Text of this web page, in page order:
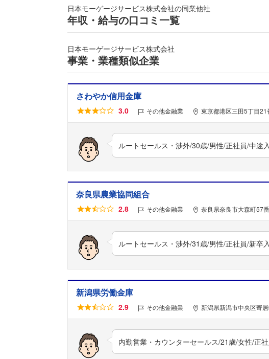
日本モーゲージサービス株式会社の同業他社
年収・給与の口コミ一覧
日本モーゲージサービス株式会社
事業・業種類似企業
さわやか信用金庫
3.0 その他金融業 東京都港区三田5丁目21
ルートセールス・渉外/30歳/男性/正社員/中
奈良県農業協同組合
2.8 その他金融業 奈良県奈良市大森町57
ルートセールス・渉外/31歳/男性/正社員/新
新潟県労働金庫
2.9 その他金融業 新潟県新潟市中央区寄
内勤営業・カウンターセールス/21歳/女性/正